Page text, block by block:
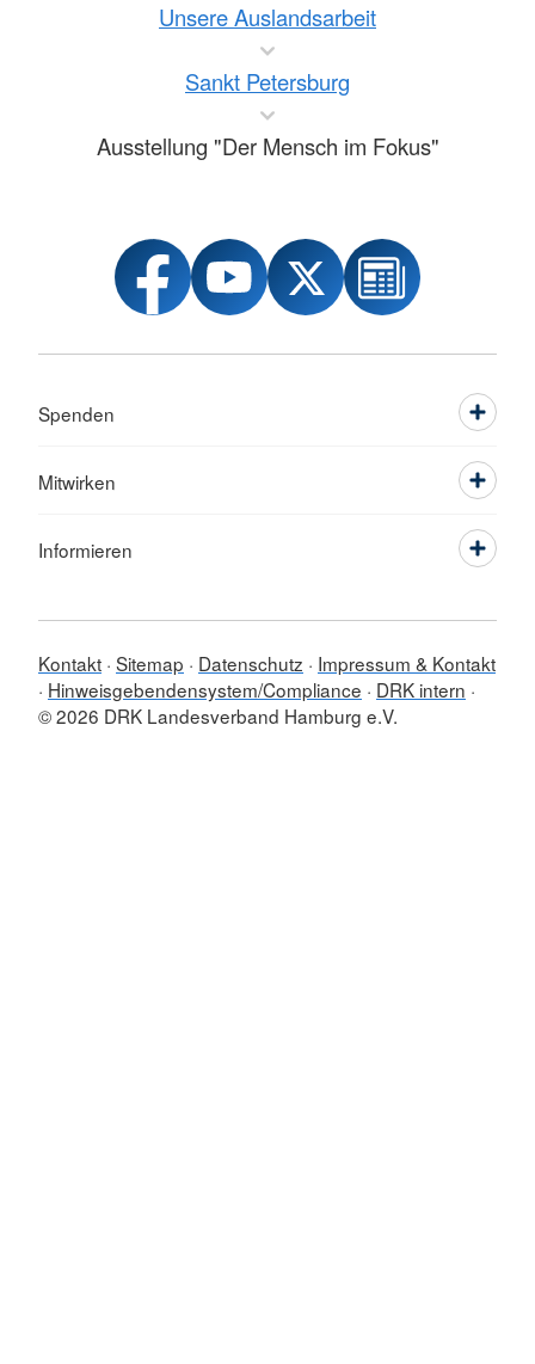
Unsere Auslandsarbeit
Sankt Petersburg
Ausstellung "Der Mensch im Fokus"
Spenden
Mitwirken
Informieren
Kontakt Sitemap Datenschutz
Impressum & Kontakt
Hinweisgebendensystem/Compliance
DRK intern
© 2026 DRK Landesverband Hamburg e.V.